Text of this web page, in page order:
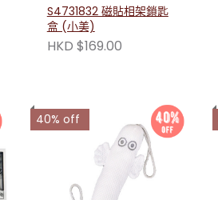
S4731832 磁貼相架鎖匙
盒 (小美)
HKD $169.00
40% off